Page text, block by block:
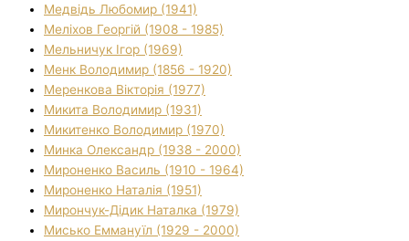
Медвідь Любомир (1941)
Меліхов Георгій (1908 - 1985)
Мельничук Ігор (1969)
Менк Володимир (1856 - 1920)
Меренкова Вікторія (1977)
Микита Володимир (1931)
Микитенко Володимир (1970)
Минка Олександр (1938 - 2000)
Мироненко Василь (1910 - 1964)
Мироненко Наталія (1951)
Мирончук-Дідик Наталка (1979)
Мисько Еммануїл (1929 - 2000)